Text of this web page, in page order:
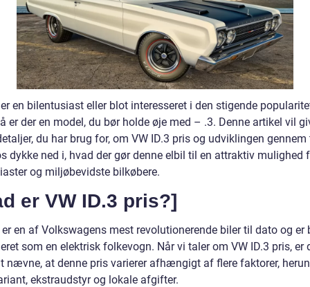
en bilentusiast eller blot interesseret i den stigende
er der en model, du bør holde øje med – .3. Denne artikel vil
du har brug for, om VW ID.3 pris og udviklingen gennem
dykke ned i, hvad der gør denne elbil til en attraktiv mulighed
og miljøbevidste bilkøbere.
er VW ID.3 pris?]
er en af Volkswagens mest revolutionerende biler til dato og er
som en elektrisk folkevogn. Når vi taler om VW ID.3 pris, er
nævne, at denne pris varierer afhængigt af flere faktorer,
ekstraudstyr og lokale afgifter.